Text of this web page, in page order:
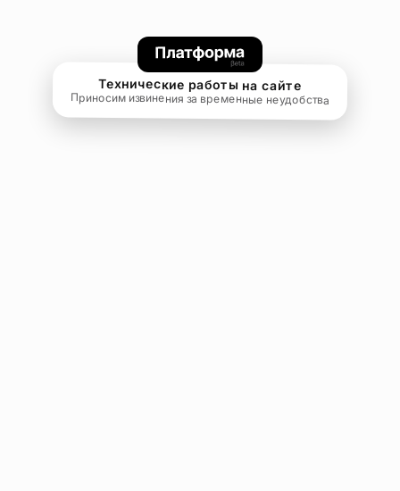
Технические работы на сайте
Приносим извинения за временные неудобства